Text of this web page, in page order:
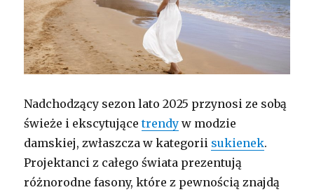
Nadchodzący sezon lato 2025 przynosi ze sobą
świeże i ekscytującetrendy w modzie
damskiej, zwłaszcza w kategorii sukienek.
Projektanci z całego świata prezentują
różnorodne fasony, które z pewnością znajdą